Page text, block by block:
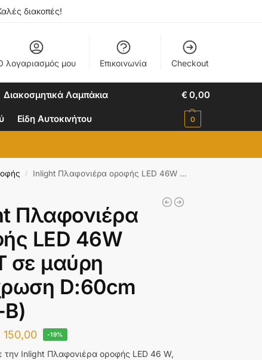
διακοπές!
λογαριασμός μου Επικοινωνία Checkout
Διακοσμητικά Λαμπάκια
Είδη Αυτοκινήτου
€0,00
0
/ Inlight Πλαφονιέρα οροφής LED 46W 3CCT σε μαύρη απόχρωση D:60cm (6111-B)
Πλαφονιέρα
LED 46W
σε μαύρη
D:60cm
B)
150,00 -19%
την Inlight Πλαφονιέρα οροφής LED 46 W,